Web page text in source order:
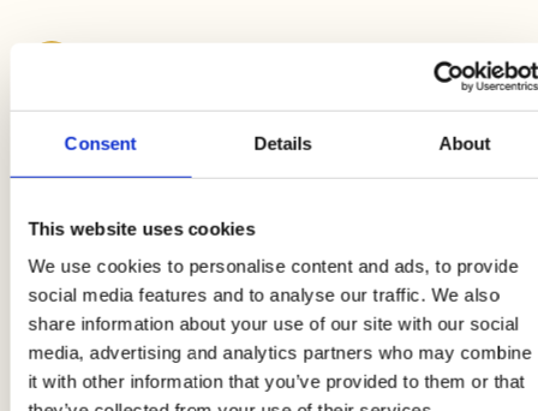
Consent Details About
This website uses cookies
We use cookies to personalise content and ads, to provide
social media features and to analyse our traffic. We also
share information about your use of our site with our social
media, advertising and analytics partners who may combine
it with other information that you’ve provided to them or that
Continuate a sbattere in modo da eliminare
bene ogni grumo e ottenere un composto liscio
ed omogeneo.
3
Aggiungete adesso il latte con il burro e
continuate a sbattere. Aggiungete infine anche il
rum. Lasciate riposare l’impasto appena